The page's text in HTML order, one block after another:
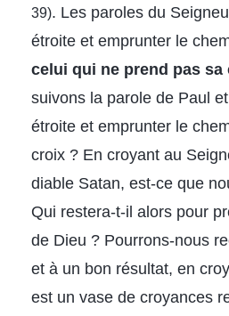
39). Les paroles du
étroite et emprunter le
celui qui ne prend pas sa
suivons la parole de Paul
étroite et emprunter le
croix ? En croyant au
diable Satan, est-ce que
Qui restera-t-il alors pour
de Dieu ? Pourrons-nous
et à un bon résultat, en
est un vase de croyances